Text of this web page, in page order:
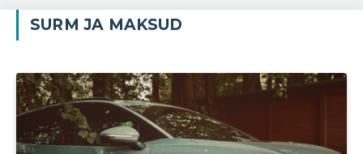
SURM JA MAKSUD